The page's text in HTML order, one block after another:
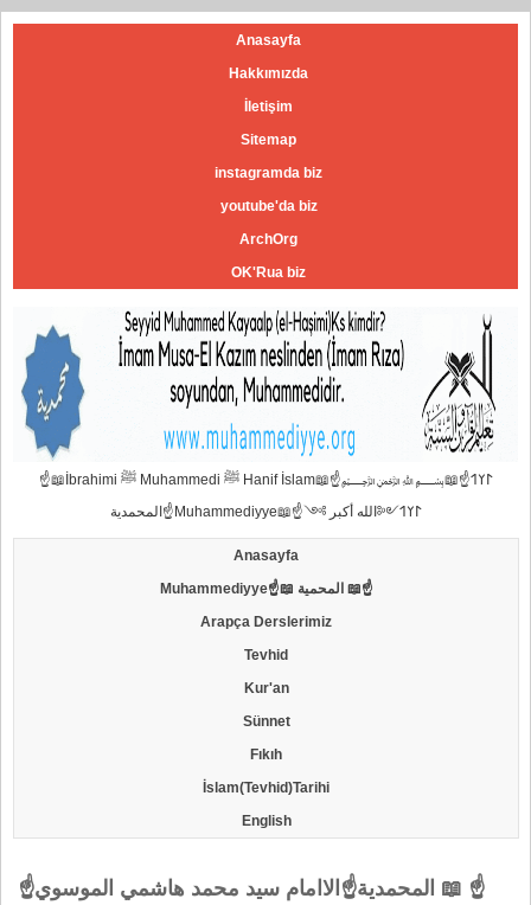
Anasayfa
Hakkımızda
İletişim
Sitemap
instagramda biz
youtube'da biz
ArchOrg
OK'Rua biz
☝📖İbrahimi ﷺ Muhammedi ﷺ Hanif İslam📖☝﷽𐰃𐰠𐰯☝📖
المحمدية☝Muhammediyye📖☝𐰃𐰠𐰯༺الله أكبر ༻
Anasayfa
Muhammediyye☝📖 المحمية 📖☝
Arapça Derslerimiz
Tevhid
Kur'an
Sünnet
Fıkıh
İslam(Tevhid)Tarihi
English
☝المحمدية☝الاامام سيد محمد هاشمي الموسوي 📖 ☝